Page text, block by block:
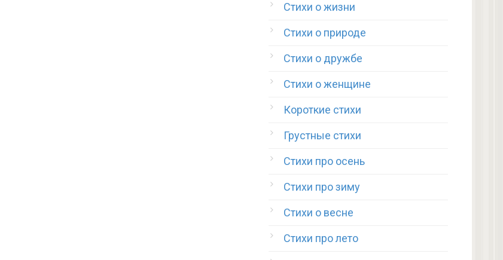
Стихи о жизни
Стихи о природе
Стихи о дружбе
Стихи о женщине
Короткие стихи
Грустные стихи
Стихи про осень
Стихи про зиму
Стихи о весне
Стихи про лето